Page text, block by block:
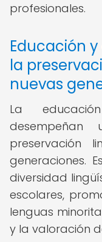
profesionales.
Educación
la
nuevas
La
preservación
generaciones.
diversidad
escolares,
lenguas
y la valoración